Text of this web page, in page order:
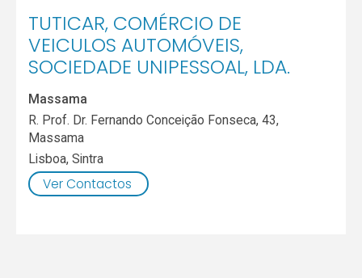
TUTICAR, COMÉRCIO DE
VEICULOS AUTOMÓVEIS,
SOCIEDADE UNIPESSOAL, LDA.
Massama
R. Prof. Dr. Fernando Conceição Fonseca, 43,
Massama
Lisboa,Sintra
Ver Contactos